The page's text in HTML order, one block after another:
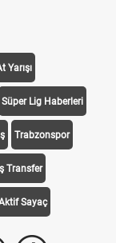
Yarışı
Süper Lig Haberleri
Trabzonspor
Transfer
Sayaç